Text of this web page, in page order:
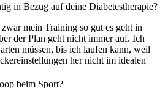
in Bezug auf deine Diabetestherapie?
mein Training so gut es geht in
der Plan geht nicht immer auf. Ich
müssen, bis ich laufen kann, weil
her nicht im idealen
beim Sport?